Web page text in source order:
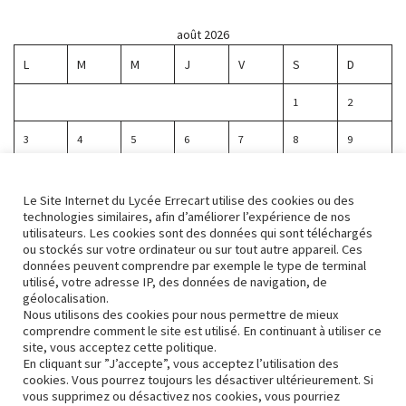
août 2026
L
M M J V S D
1 2
3 4 5 6 7 8 9
17 18 19 20 21 22 23
24 25 26 27 28 29 30
31
« Avr
Le Site Internet du Lycée Errecart utilise des cookies ou des
technologies similaires, afin d’améliorer l’expérience de nos
utilisateurs. Les cookies sont des données qui sont téléchargés
ou stockés sur votre ordinateur ou sur tout autre appareil. Ces
données peuvent comprendre par exemple le type de terminal
utilisé, votre adresse IP, des données de navigation, de
géolocalisation.
Nous utilisons des cookies pour nous permettre de mieux
comprendre comment le site est utilisé. En continuant à utiliser ce
site, vous acceptez cette politique.
En cliquant sur ”J’accepte”, vous acceptez l’utilisation des
cookies. Vous pourrez toujours les désactiver ultérieurement. Si
vous supprimez ou désactivez nos cookies, vous pourriez